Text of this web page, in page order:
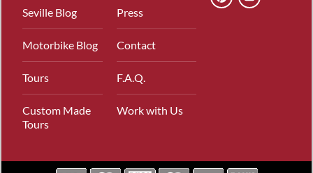
Seville Blog
Motorbike Blog
Tours
Custom Made
Tours
Press
Contact
F.A.Q.
Work with Us